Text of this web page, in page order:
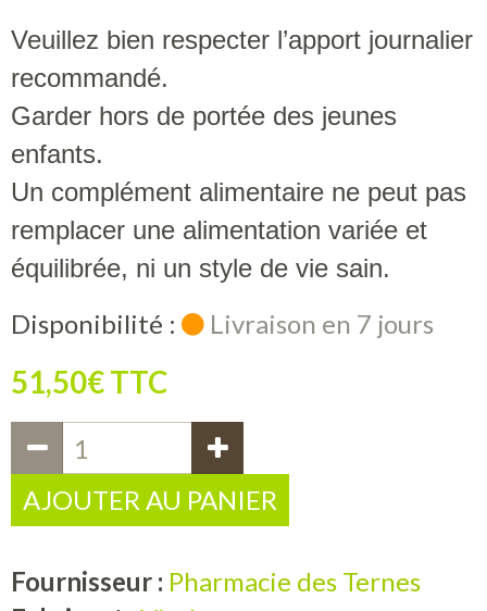
Veuillez bien respecter l’apport journalier
recommandé.
Garder hors de portée des jeunes
enfants.
Un complément alimentaire ne peut pas
remplacer une alimentation variée et
équilibrée, ni un style de vie sain.
Disponibilité : Livraison en 7 jours
51,50€ TTC
AJOUTER AU PANIER
Fournisseur : Pharmacie des Ternes